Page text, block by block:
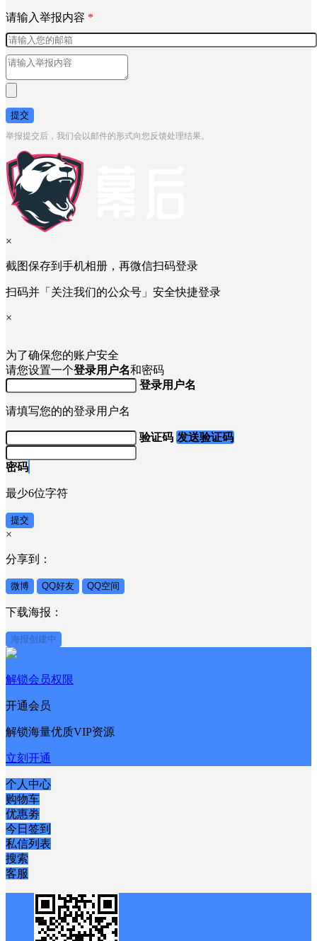
请输入举报内容 *
提交
举报提交后，我们会以邮件的形式向您反馈处理结果。
×
截图保存到手机相册，再微信扫码登录
扫码并「关注我们的公众号」安全快捷登录
×
为了确保您的账户安全
请您设置一个登录用户名和密码
登录用户名
请填写您的的登录用户名
验证码 发送验证码
密码
最少6位字符
提交
×
分享到：
微博 QQ好友 QQ空间
下载海报：
海报创建中
解锁会员权限
开通会员
解锁海量优质VIP资源
立刻开通
个人中心
购物车
优惠劵
今日签到
私信列表
搜索
客服